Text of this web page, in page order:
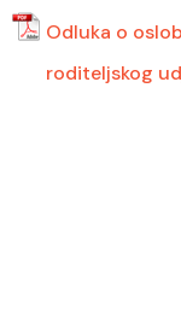
Odluka o
roditeljskog